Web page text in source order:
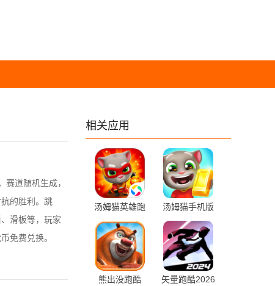
道随机生成，
的胜利。跳
滑板等，玩家
免费兑换。
相关应用
汤姆猫英雄跑
酷 4.0.0.532
手机版
汤姆猫手机版
6.4.0.877 最新
版
熊出没跑酷
矢量跑酷2026